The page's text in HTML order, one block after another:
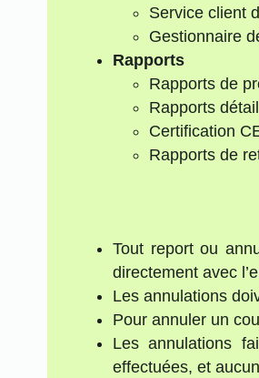
Service client
Gestionnaire
Rapports
Rapports de
Rapports
Certification
Rapports de
Tout report ou
directement avec
Les annulations
Pour annuler un
Les annulations
effectuées, et